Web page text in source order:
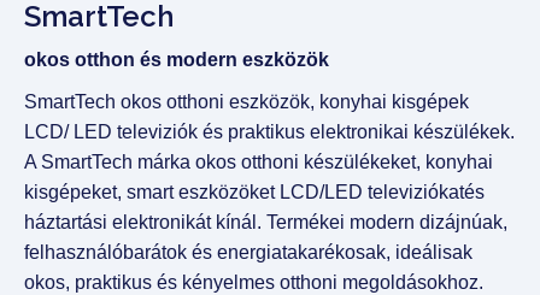
SmartTech
okos otthon és modern eszközök
SmartTech okos otthoni eszközök, konyhai kisgépek
LCD/ LED televiziók és praktikus elektronikai készülékek.
A SmartTech márka okos otthoni készülékeket, konyhai
kisgépeket, smart eszközöket LCD/LED televiziókatés
háztartási elektronikát kínál. Termékei modern dizájnúak,
felhasználóbarátok és energiatakarékosak, ideálisak
okos, praktikus és kényelmes otthoni megoldásokhoz.